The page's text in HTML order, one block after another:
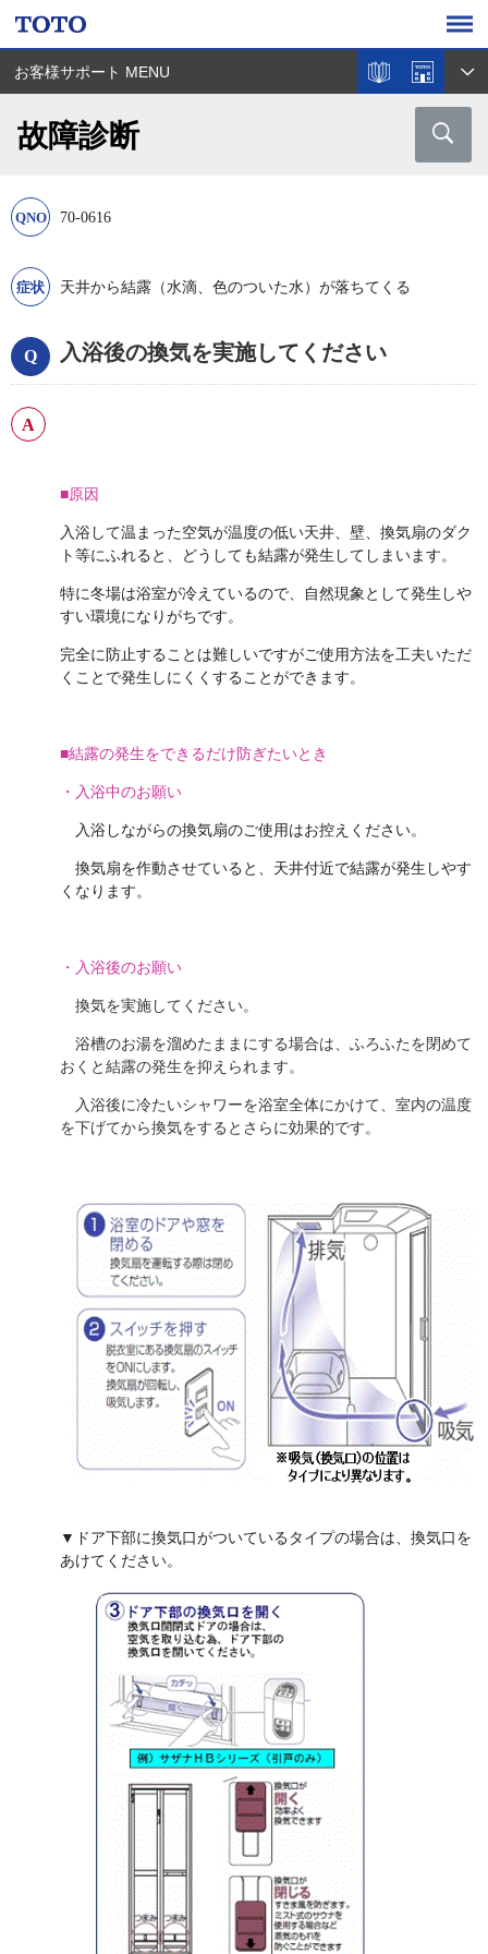
お客様サポート MENU
故障診断
70-0616
天井から結露（水滴、色のついた水）が落ちてくる
入浴後の換気を実施してください
■原因
入浴して温まった空気が温度の低い天井、壁、換気扇のダク
ト等にふれると、どうしても結露が発生してしまいます。
特に冬場は浴室が冷えているので、自然現象として発生しや
すい環境になりがちです。
完全に防止することは難しいですがご使用方法を工夫いただ
くことで発生しにくくすることができます。
■結露の発生をできるだけ防ぎたいとき
・入浴中のお願い
入浴しながらの換気扇のご使用はお控えください。
換気扇を作動させていると、天井付近で結露が発生しやす
くなります。
・入浴後のお願い
換気を実施してください。
浴槽のお湯を溜めたままにする場合は、ふろふたを閉めて
おくと結露の発生を抑えられます。
入浴後に冷たいシャワーを浴室全体にかけて、室内の温度
を下げてから換気をすると さらに効果的です。
▼ドア下部に換気口がついているタイプの場合は、換気口を
あけてください。